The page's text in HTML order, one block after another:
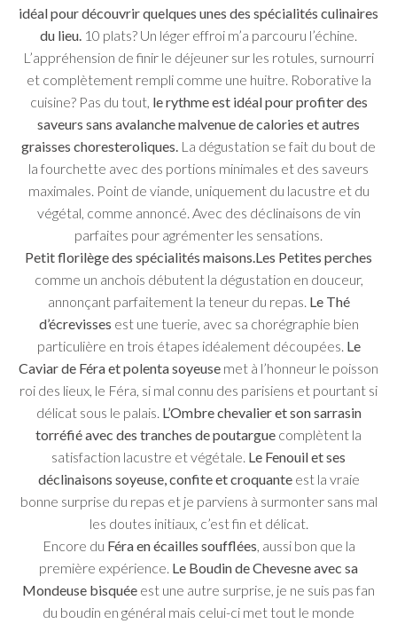
idéal pour découvrir quelques unes des spécialités culinaires
du lieu. 10 plats? Un léger effroi m’a parcouru l’échine.
L’appréhension de finir le déjeuner sur les rotules, surnourri
et complètement rempli comme une huitre. Roborative la
cuisine? Pas du tout, le rythme est idéal pour profiter des
saveurs sans avalanche malvenue de calories et autres
graisses choresteroliques. La dégustation se fait du bout de
la fourchette avec des portions minimales et des saveurs
maximales. Point de viande, uniquement du lacustre et du
végétal, comme annoncé. Avec des déclinaisons de vin
parfaites pour agrémenter les sensations.
Petit florilège des spécialités maisons.Les Petites perches
comme un anchois débutent la dégustation en douceur,
annonçant parfaitement la teneur du repas. Le Thé
d’écrevisses est une tuerie, avec sa chorégraphie bien
particulière en trois étapes idéalement découpées. Le
Caviar de Féra et polenta soyeuse met à l’honneur le poisson
roi des lieux, le Féra, si mal connu des parisiens et pourtant si
délicat sous le palais. L’Ombre chevalier et son sarrasin
torréfié avec des tranches de poutargue complètent la
satisfaction lacustre et végétale. Le Fenouil et ses
déclinaisons soyeuse, confite et croquanteest la vraie
bonne surprise du repas et je parviens à surmonter sans mal
les doutes initiaux, c’est fin et délicat.
Encore du Féra en écailles soufflées , aussi bon que la
première expérience. Le Boudin de Chevesne avec sa
Mondeuse bisquée est une autre surprise, je ne suis pas fan
du boudin en général mais celui-ci met tout le monde